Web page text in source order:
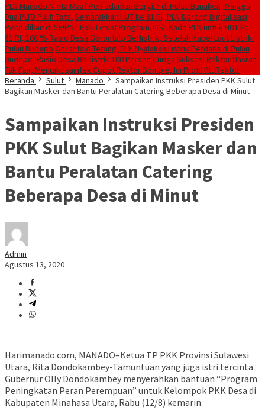
PLN Manado Minta Maaf Pemadaman Bergilir di Pulau Bunaken, Minggu
Dua PLTD Pulih TotalSemarakkan HUT ke 81 RI, PLN Dorong Digitalisasi
Pendidikan di SMPN1 Palu Lewat Program TJSLKado PLN untuk HUT ke-
81 RI, 100 % Rasio Desa Gorontalo Berlistrik, Setelah Kabel Laut Listriki
Pulau Dudepo Gorontalo Terang. PLN Nyalakan Listrik Perdana di Pulau
Dudepo, Rasio Desa Berlistrik 100 Persen Curiga Suksesi Rektor Unsrat
Tak Fair, Mendiktisaintek Copot Rektor Sompie, Ini Profil Plt Rektor
Beranda
Sulut Manado
Sampaikan Instruksi Presiden PKK Sulut
Bagikan Masker dan Bantu Peralatan Catering Beberapa Desa di Minut
Sampaikan Instruksi Presiden
PKK Sulut Bagikan Masker dan
Bantu Peralatan Catering
Beberapa Desa di Minut
Admin
Agustus 13, 2020
Harimanado.com, MANADO–Ketua TP PKK Provinsi Sulawesi
Utara, Rita Dondokambey-Tamuntuan yang juga istri tercinta
Gubernur Olly Dondokambey menyerahkan bantuan “Program
Peningkatan Peran Perempuan” untuk Kelompok PKK Desa di
Kabupaten Minahasa Utara, Rabu (12/8) kemarin.